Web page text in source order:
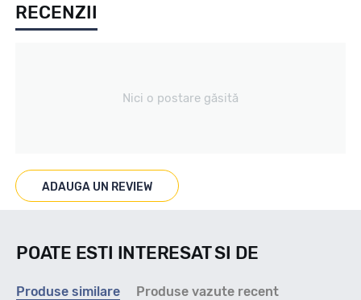
Vara
Marcaje
RECENZII
Nici o postare găsită
ADAUGA UN REVIEW
POATE ESTI INTERESAT SI DE
Produse similare Produse vazute recent